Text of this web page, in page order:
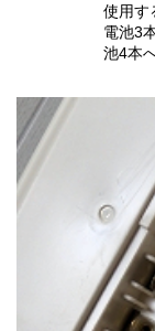
使用す
電池3
池4本